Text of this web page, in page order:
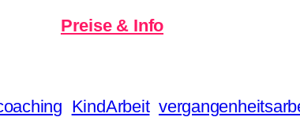
Preise & Info
KindArbeit